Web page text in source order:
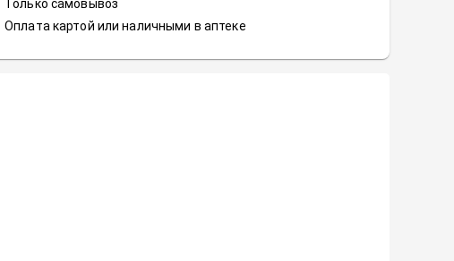
Только самовывоз
Оплата картой или наличными в аптеке